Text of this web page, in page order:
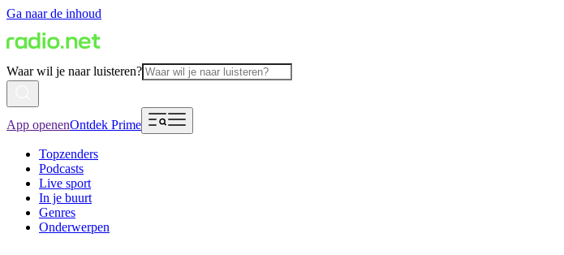
Ga naar de inhoud
Waar wil je naar luisteren?
App openenOntdek Prime
Topzenders
Podcasts
Live sport
In je buurt
Genres
Onderwerpen